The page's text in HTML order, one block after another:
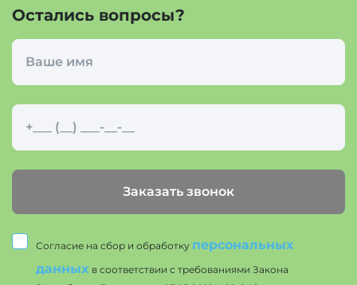
Остались вопросы?
Заказать звонок
Согласие на сбор и обработку персональных
данных в соответствии с требованиями Закона